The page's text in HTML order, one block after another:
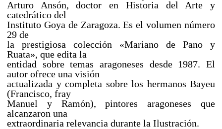
Arturo Ansón, doctor en Historia del Arte y
catedrático del
Instituto Goya de Zaragoza. Esel volumen número
29 de
la prestigiosa colección «Mariano de Pano y
Ruata», que edita la
entidad sobre temas aragoneses desde 1987. El
autor ofrece una visión
actualizada y completa sobre los hermanos Bayeu
(Francisco, fray
Manuel y Ramón), pintores aragoneses que
alcanzaron una
extraordinaria relevancia durante la Ilustración.